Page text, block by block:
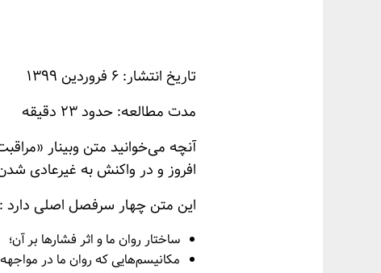
تاریخ انتشار: ۶ فروردین ۱۳۹۹
مدت مطالعه: حدود ۲۳ دقیقه
افروز و در واکنش به غیرعادی
این متن چهار سرفصل اصلی دارد :
ساختار روان ما و اثر فشارها بر آن؛
مکانیسم‌هایی که روان ما در مواجهه